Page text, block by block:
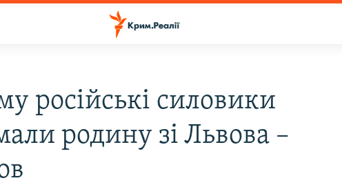
російські силовики
родину зі Львова –